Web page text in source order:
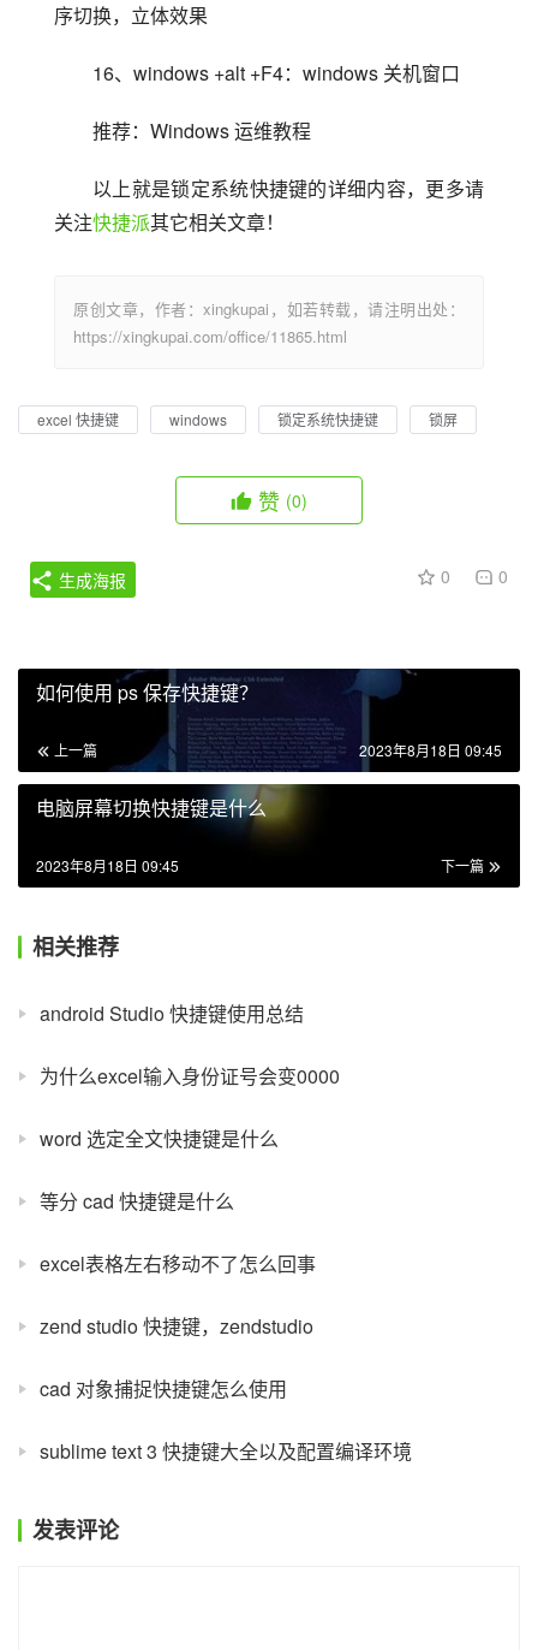
序切换，立体效果
16、windows +alt +F4：windows 关机窗口
推荐：Windows 运维教程
以上就是锁定系统快捷键的详细内容，更多请
关注快捷派其它相关文章！
原创文章，作者：xingkupai，如若转载，请注明出处：
https://xingkupai.com/office/11865.html
excel 快捷键 windows 锁定系统快捷键 锁屏
赞 (0)
0 0
生成海报
如何使用 ps 保存快捷键？
上一篇 2023年8月18日 09:45
电脑屏幕切换快捷键是什么
下一篇
2023年8月18日 09:45
相关推荐
android Studio 快捷键使用总结
为什么excel输入身份证号会变0000
word 选定全文快捷键是什么
等分 cad 快捷键是什么
excel表格左右移动不了怎么回事
zend studio 快捷键，zendstudio
cad 对象捕捉快捷键怎么使用
sublime text 3 快捷键大全以及配置编译环境
发表评论